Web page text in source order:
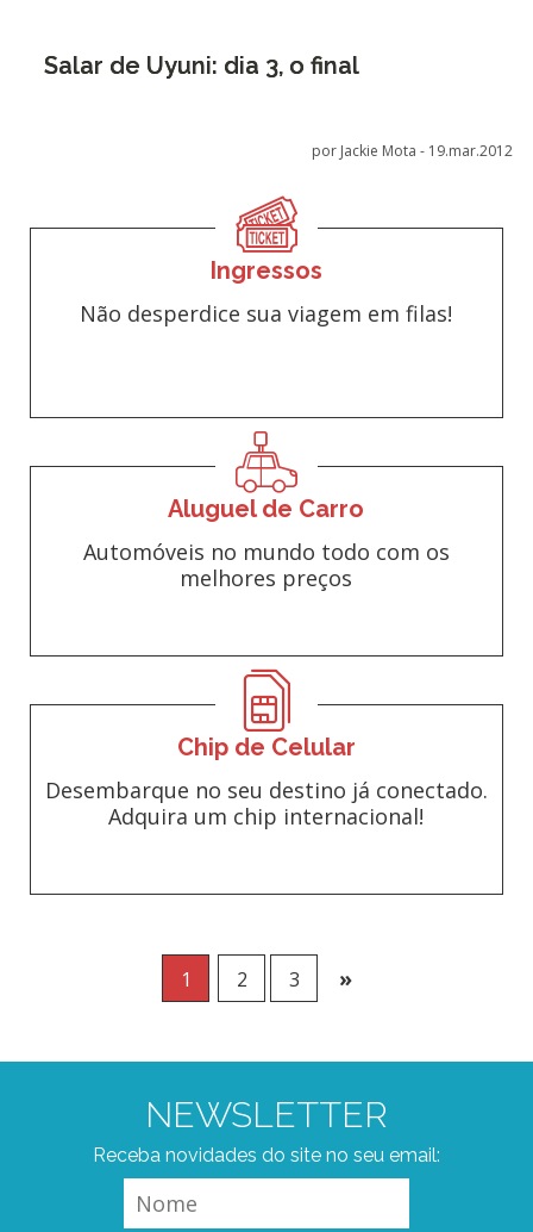
Salar de Uyuni: dia 3, o final
por Jackie Mota - 19.mar.2012
Ingressos
Não desperdice sua viagem em filas!
Aluguel de Carro
Automóveis no mundo todo com os
melhores preços
Chip de Celular
Desembarque no seu destino já conectado.
Adquira um chip internacional!
1 2 3 »
NEWSLETTER
Receba novidades do site no seu email: